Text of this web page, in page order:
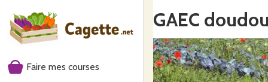
Faire mes courses
GAEC